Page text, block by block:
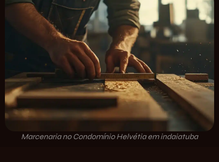
Marcenaria no Condomínio Helvétia em indaiatuba